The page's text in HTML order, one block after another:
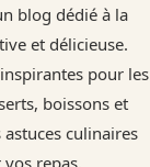
blog dédié à la
et délicieuse.
pour les
boissons et
culinaires
repas.